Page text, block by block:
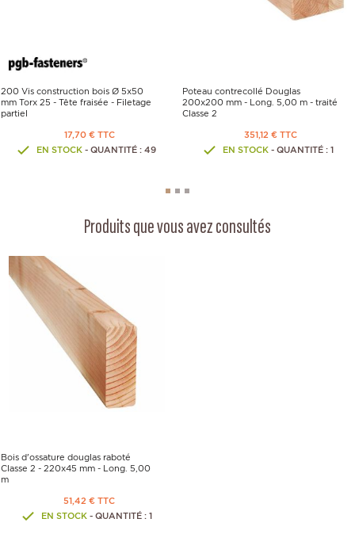
200 Vis construction bois Ø 5x50
mm Torx 25 - Tête fraisée - Filetage
partiel
17,70 € TTC
EN STOCK - QUANTITÉ : 49
Poteau contrecollé Douglas
200x200 mm - Long. 5,00 m - traité
Classe 2
351,12 € TTC
EN STOCK- QUANTITÉ : 1
Produits que vous avez consultés
Bois d'ossature douglas raboté
Classe 2 - 220x45 mm - Long. 5,00
m
51,42 € TTC
EN STOCK- QUANTITÉ : 1